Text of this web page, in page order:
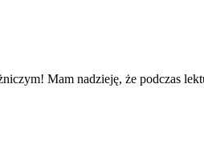
Mam nadzieję, że podczas